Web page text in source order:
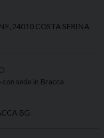
24010 COSTA SERINA
sede in Bracca
BG